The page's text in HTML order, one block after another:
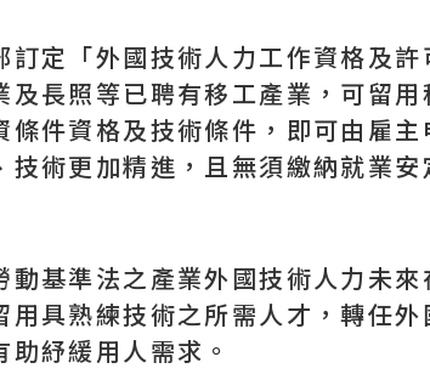
定「外國技術人力工作資格及
長照等已聘有移工產業，可留
件資格及技術條件，即可由雇
術更加精進，且無須繳納就業
基準法之產業外國技術人力未
具熟練技術之所需人才，轉任
紓緩用人需求。